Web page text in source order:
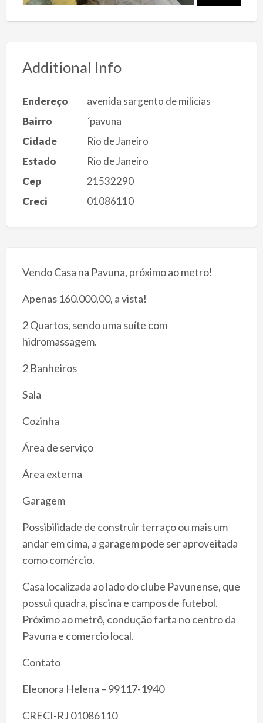
Additional Info
Endereço
avenida sargento de milicias
Bairro
´pavuna
Cidade
Rio de Janeiro
Estado
Rio de Janeiro
Cep
21532290
Creci
01086110
Vendo Casa na Pavuna, próximo ao metro!
Apenas 160.000,00, a vista!
2 Quartos, sendo uma suíte com
hidromassagem.
2 Banheiros
Sala
Cozinha
Área de serviço
Área externa
Garagem
Possibilidade de construir terraço ou mais um
andar em cima, a garagem pode ser aproveitada
como comércio.
Casa localizada ao lado do clube Pavunense, que
possui quadra, piscina e campos de futebol.
Próximo ao metrô, condução farta no centro da
Pavuna e comercio local.
Contato
Eleonora Helena – 99117-1940
CRECI-RJ 01086110